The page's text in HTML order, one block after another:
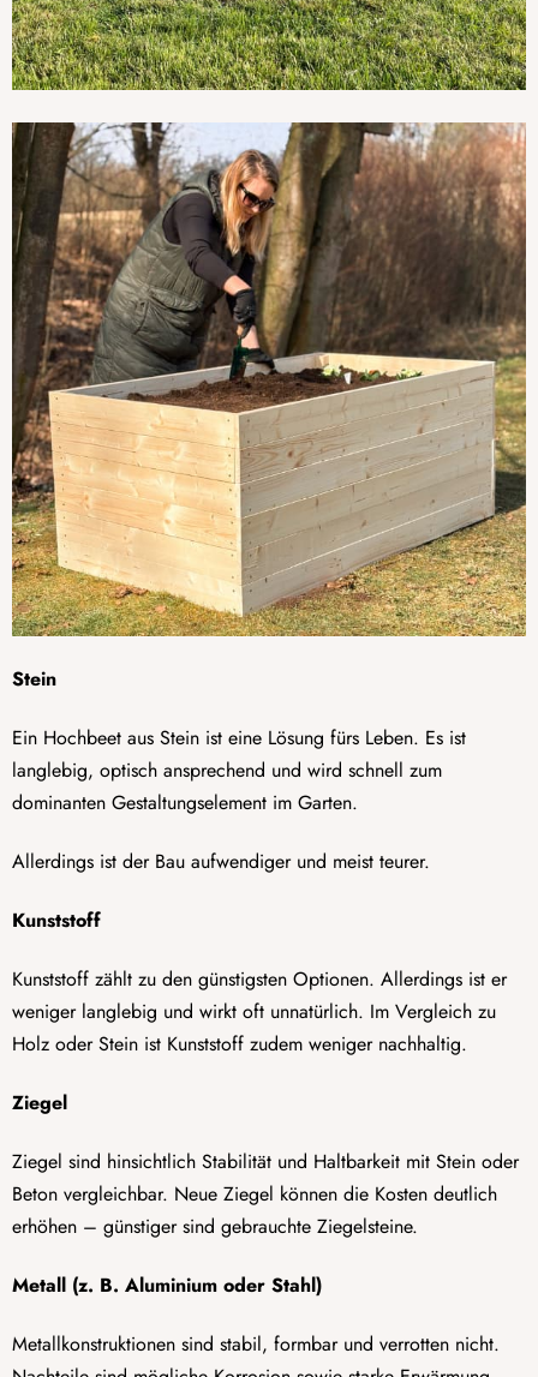
Stein
Ein Hochbeet aus Stein ist eine Lösung fürs Leben. Es ist
langlebig, optisch ansprechend und wird schnell zum
dominanten Gestaltungselement im Garten.
Allerdings ist der Bau aufwendiger und meist teurer.
Kunststoff
Kunststoff zählt zu den günstigsten Optionen. Allerdings ist er
weniger langlebig und wirkt oft unnatürlich. Im Vergleich zu
Holz oder Stein ist Kunststoff zudem weniger nachhaltig.
Ziegel
Ziegel sind hinsichtlich Stabilität und Haltbarkeit mit Stein oder
Beton vergleichbar. Neue Ziegel können die Kosten deutlich
erhöhen – günstiger sind gebrauchte Ziegelsteine.
Metall (z. B. Aluminium oder Stahl)
Metallkonstruktionen sind stabil, formbar und verrotten nicht.